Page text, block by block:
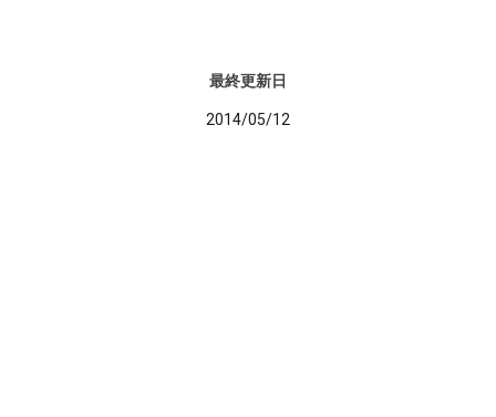
最終更新日
2014/05/12